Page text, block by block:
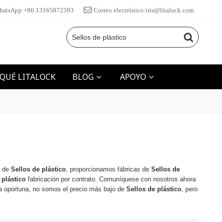
13165872593 Correo electrónico:iris@litalock.com
LITALOCK BLOG APOYO
deSellos de plástico , proporcionamos fábricas deSellos de
plástico fabricación por contrato. Comuníquese con nosotros ahora
oportuna, no somos el precio más bajo deSellos de plástico , pero